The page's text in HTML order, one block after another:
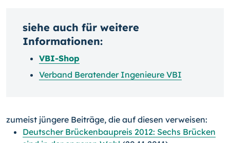
siehe auch für weitere
Informationen:
VBI-Shop
Verband Beratender Ingenieure VBI
zumeist jüngere Beiträge, die auf diesen verweisen:
Deutscher Brückenbaupreis 2012: Sechs Brücken